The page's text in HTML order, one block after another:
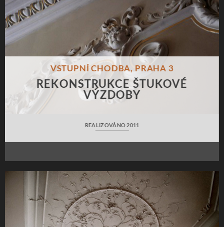
VSTUPNÍ CHODBA, PRAHA 3
REKONSTRUKCE ŠTUKOVÉ
VÝZDOBY
REALIZOVÁNO 2011